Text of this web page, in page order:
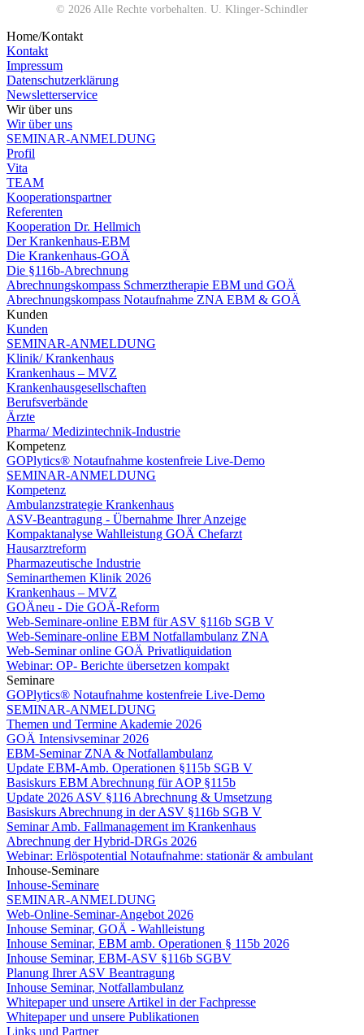
© 2026 Alle Rechte vorbehalten. U. Klinger-Schindler
Home/Kontakt
Kontakt
Impressum
Datenschutzerklärung
Newsletterservice
Wir über uns
Wir über uns
SEMINAR-ANMELDUNG
Profil
Vita
TEAM
Kooperationspartner
Referenten
Kooperation Dr. Hellmich
Der Krankenhaus-EBM
Die Krankenhaus-GOÄ
Die §116b-Abrechnung
Abrechnungskompass Schmerztherapie EBM und GOÄ
Abrechnungskompass Notaufnahme ZNA EBM & GOÄ
Kunden
Kunden
SEMINAR-ANMELDUNG
Klinik/ Krankenhaus
Krankenhaus – MVZ
Krankenhausgesellschaften
Berufsverbände
Ärzte
Pharma/ Medizintechnik-Industrie
Kompetenz
GOPlytics® Notaufnahme kostenfreie Live-Demo
SEMINAR-ANMELDUNG
Kompetenz
Ambulanzstrategie Krankenhaus
ASV-Beantragung - Übernahme Ihrer Anzeige
Kompaktanalyse Wahlleistung GOÄ Chefarzt
Hausarztreform
Pharmazeutische Industrie
Seminarthemen Klinik 2026
Krankenhaus – MVZ
GOÄneu - Die GOÄ-Reform
Web-Seminare-online EBM für ASV §116b SGB V
Web-Seminare-online EBM Notfallambulanz ZNA
Web-Seminar online GOÄ Privatliquidation
Webinar: OP- Berichte übersetzen kompakt
Seminare
GOPlytics® Notaufnahme kostenfreie Live-Demo
SEMINAR-ANMELDUNG
Themen und Termine Akademie 2026
GOÄ Intensivseminar 2026
EBM-Seminar ZNA & Notfallambulanz
Update EBM-Amb. Operationen §115b SGB V
Basiskurs EBM Abrechnung für AOP §115b
Update 2026 ASV §116 Abrechnung & Umsetzung
Basiskurs Abrechnung in der ASV §116b SGB V
Seminar Amb. Fallmanagement im Krankenhaus
Abrechnung der Hybrid-DRGs 2026
Webinar: Erlöspotential Notaufnahme: stationär & ambulant
Inhouse-Seminare
Inhouse-Seminare
SEMINAR-ANMELDUNG
Web-Online-Seminar-Angebot 2026
Inhouse Seminar, GOÄ - Wahlleistung
Inhouse Seminar, EBM amb. Operationen § 115b 2026
Inhouse Seminar, EBM-ASV §116b SGBV
Planung Ihrer ASV Beantragung
Inhouse Seminar, Notfallambulanz
Whitepaper und unsere Artikel in der Fachpresse
Whitepaper und unsere Publikationen
Links und Partner